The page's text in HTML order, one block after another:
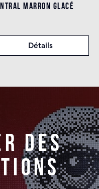
MARRON GLACÉ
Détails
des